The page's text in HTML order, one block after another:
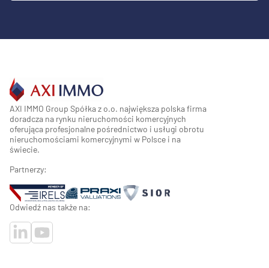
AXI IMMO Group Spółka z o.o. największa polska firma
doradcza na rynku nieruchomości komercyjnych
oferująca profesjonalne pośrednictwo i usługi obrotu
nieruchomościami komercyjnymi w Polsce i na
świecie.
Partnerzy:
Odwiedź nas także na: